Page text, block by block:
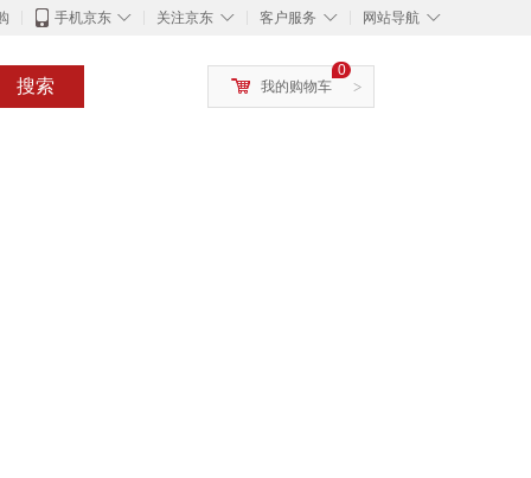
◇
手机京东 ◇
关注京东 ◇
客户服务 ◇
网站导航
搜索 >
0
我的购物车